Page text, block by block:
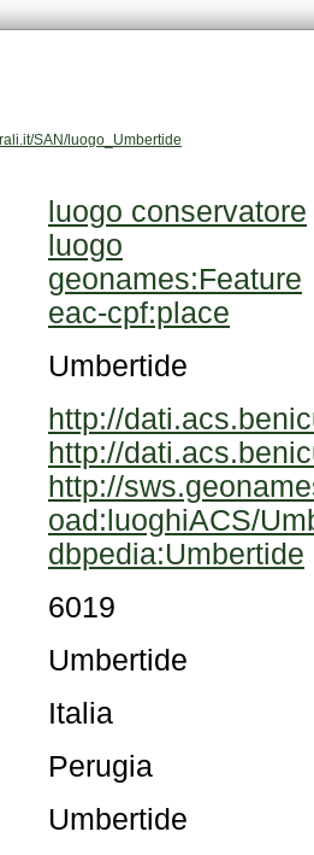
SAN/luogo_Umbertide
luogo conservatore
luogo
geonames:Feature
eac-cpf:place
Umbertide
http://
http://
http://
oad:luoghiACS/
dbpedia:Umbertide
6019
Umbertide
Italia
Perugia
Umbertide